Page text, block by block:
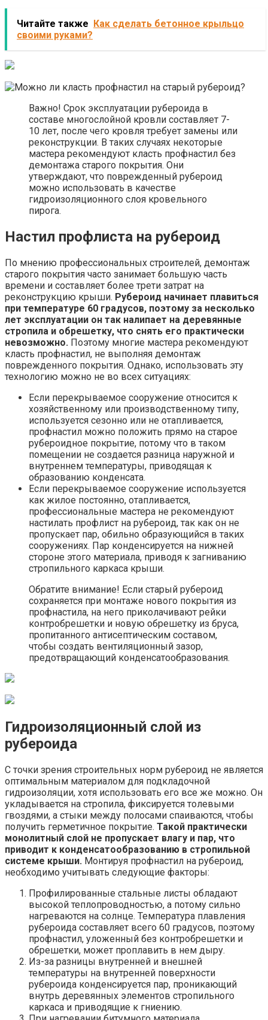
Читайте также
Как сделать бетонное крыльцо
своими руками?
Важно! Срок эксплуатации рубероида в
составе многослойной кровли составляет 7-
10 лет, после чего кровля требует замены или
реконструкции. В таких случаях некоторые
мастера рекомендуют класть профнастил без
демонтажа старого покрытия. Они
утверждают, что поврежденный рубероид
можно использовать в качестве
гидроизоляционного слоя кровельного
пирога.
Настил профлиста на рубероид
По мнению профессиональных строителей, демонтаж
старого покрытия часто занимает большую часть
времени и составляет более трети затрат на
реконструкцию крыши. Рубероид начинает плавиться
при температуре 60 градусов, поэтому за несколько
лет эксплуатации он так налипает на деревянные
стропила и обрешетку, что снять его практически
невозможно. Поэтому многие мастера рекомендуют
класть профнастил, не выполняя демонтаж
поврежденного покрытия. Однако, использовать эту
технологию можно не во всех ситуациях:
Если перекрываемое сооружение относится к
хозяйственному или производственному типу,
используется сезонно или не отапливается,
профнастил можно положить прямо на старое
рубероидное покрытие, потому что в таком
помещении не создается разница наружной и
внутреннем температуры, приводящая к
образованию конденсата.
Если перекрываемое сооружение используется
как жилое постоянно, отапливается,
профессиональные мастера не рекомендуют
настилать профлист на рубероид, так как он не
пропускает пар, обильно образующийся в таких
сооружениях. Пар конденсируется на нижней
стороне этого материала, приводя к загниванию
стропильного каркаса крыши.
Обратите внимание! Если старый рубероид
сохраняется при монтаже нового покрытия из
профнастила, на него приколачивают рейки
контробрешетки и новую обрешетку из бруса,
пропитанного антисептическим составом,
чтобы создать вентиляционный зазор,
предотвращающий конденсатообразования.
Гидроизоляционный слой из
рубероида
С точки зрения строительных норм рубероид не является
оптимальным материалом для подкладочной
гидроизоляции, хотя использовать его все же можно. Он
укладывается на стропила, фиксируется толевыми
гвоздями, а стыки между полосами спаиваются, чтобы
получить герметичное покрытие. Такой практически
монолитный слой не пропускает влагу и пар, что
приводит к конденсатообразованию в стропильной
системе крыши. Монтируя профнастил на рубероид,
необходимо учитывать следующие факторы:
Профилированные стальные листы обладают
высокой теплопроводностью, а потому сильно
нагреваются на солнце. Температура плавления
рубероида составляет всего 60 градусов, поэтому
профнастил, уложенный без контробрешетки и
обрешетки, может проплавить в нем дыру.
Из-за разницы внутренней и внешней
температуры на внутренней поверхности
рубероида конденсируется пар, проникающий
внутрь деревянных элементов стропильного
каркаса и приводящие к гниению.